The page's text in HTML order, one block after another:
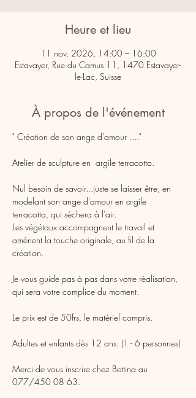
Heure et lieu
11 nov. 2026, 14:00 – 16:00
Estavayer, Rue du Camus 11, 1470 Estavayer-
le-Lac, Suisse
À propos de l'événement
" Création de son ange d'amour ...."
Atelier de sculpture en  argile terracotta.
Nul besoin de savoir...juste se laisser être, en
modelant son ange d'amour en argile
terracotta, qui séchera à l'air.
Les végétaux accompagnent le travail et
amènent la touche originale, au fil de la
création.
Je vous guide pas à pas dans votre réalisation,
qui sera votre complice du moment.
Le prix est de 50frs, le matériel compris.
Adultes et enfants dès 12 ans. (1 - 6 personnes)
Merci de vous inscrire chez Bettina au
077/450 08 63.